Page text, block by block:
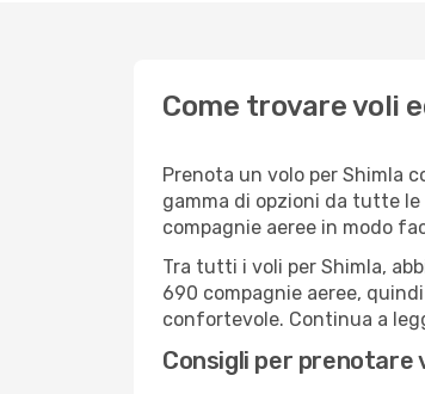
Come trovare voli
Prenota un volo per Shimla
gamma di opzioni da tutte le
compagnie aeree in modo
Tra tutti i voli per Shimla,
690 compagnie aeree,
confortevole. Continua a
Consigli per prenotare